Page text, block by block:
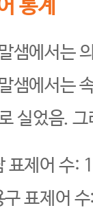
통계
샘에서는
샘에서는
실었음.
표제어 수:
구 표제어